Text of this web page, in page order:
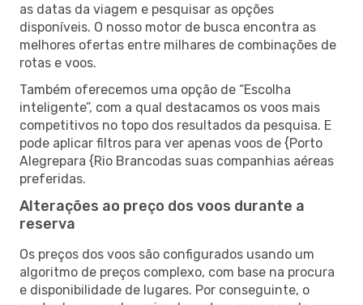
as datas da viagem e pesquisar as opções
disponíveis. O nosso motor de busca encontra as
melhores ofertas entre milhares de combinações de
rotas e voos.
Também oferecemos uma opção de “Escolha
inteligente”, com a qual destacamos os voos mais
competitivos no topo dos resultados da pesquisa. E
pode aplicar filtros para ver apenas voos de {Porto
Alegrepara {Rio Brancodas suas companhias aéreas
preferidas.
Alterações ao preço dos voos durante a
reserva
Os preços dos voos são configurados usando um
algoritmo de preços complexo, com base na procura
e disponibilidade de lugares. Por conseguinte, o